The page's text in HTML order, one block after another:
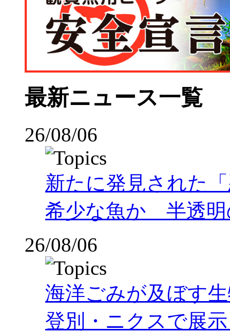
最新ニュース一覧
26/08/06
新たに発見された
希少な魚か 半透明
26/08/06
海洋ごみが及ぼす
登別・ニクスで展